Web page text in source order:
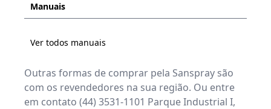
Manuais
Ver todos manuais
Outras formas de comprar pela Sanspray são
com os revendedores na sua região. Ou entre
em contato (44) 3531-1101 Parque Industrial I,